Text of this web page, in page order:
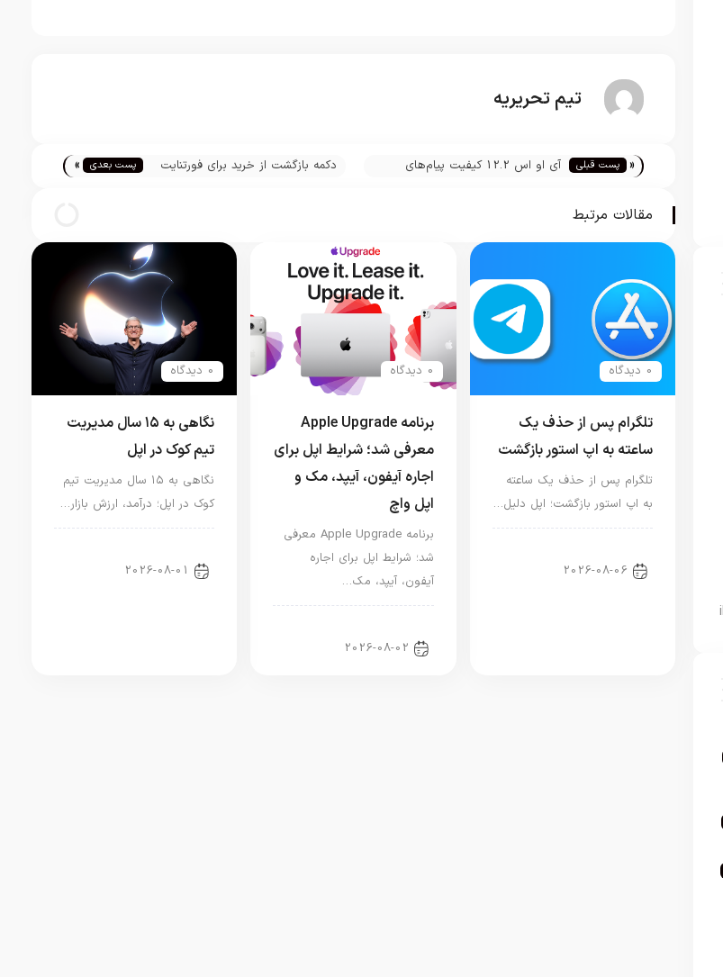
تیم تحریریه
« پست قبلی
آی او اس 12.2 کیفیت پیام‌های
دکمه بازگشت از خرید برای فورتنایت
پست بعدی »
مقالات مرتبط
0 دیدگاه
تلگرام پس از حذف یک
ساعته به اپ استور بازگشت
تلگرام پس از حذف یک ساعته
به اپ استور بازگشت؛ اپل دلیل…
2026-08-06
0 دیدگاه
برنامه Apple Upgrade
معرفی شد؛ شرایط اپل برای
اجاره آیفون، آیپد، مک و
اپل واچ
برنامه Apple Upgrade معرفی
شد؛ شرایط اپل برای اجاره
آیفون، آیپد، مک…
2026-08-02
0 دیدگاه
نگاهی به ۱۵ سال مدیریت
تیم کوک در اپل
نگاهی به ۱۵ سال مدیریت تیم
کوک در اپل؛ درآمد، ارزش بازار…
2026-08-01